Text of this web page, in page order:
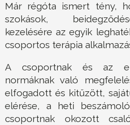
Már régóta ismert tény,
szokások,
kezelésére az egyik
csoportos terápia
A csoportnak és az
normáknak való
elfogadott és kitűzött,
elérése, a heti
csoportnak okozott